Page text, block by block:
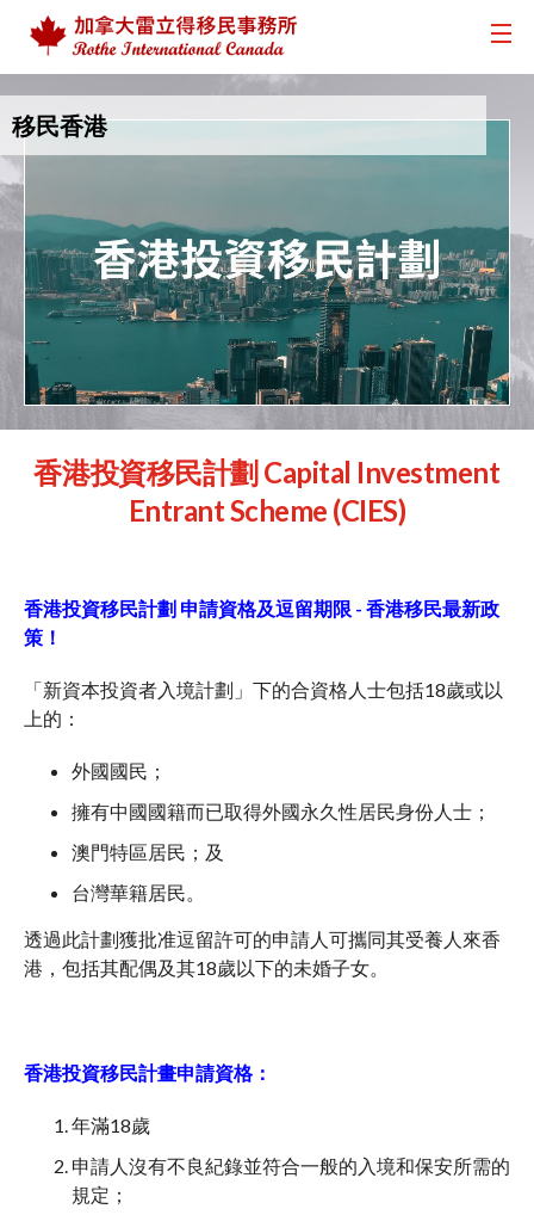
移民香港
香港投資移民計劃 Capital Investment
Entrant Scheme (CIES)
香港投資移民計劃 申請資格及逗留期限 - 香港移民最新政
策！
「新資本投資者入境計劃」下的合資格人士包括18歲或以
上的：
外國國民；
擁有中國國籍而已取得外國永久性居民身份人士；
澳門特區居民；及
台灣華籍居民。
透過此計劃獲批准逗留許可的申請人可攜同其受養人來香
港，包括其配偶及其18歲以下的未婚子女。
香港投資移民計畫申請資格：
年滿18歲
申請人沒有不良紀錄並符合一般的入境和保安所需的
規定；